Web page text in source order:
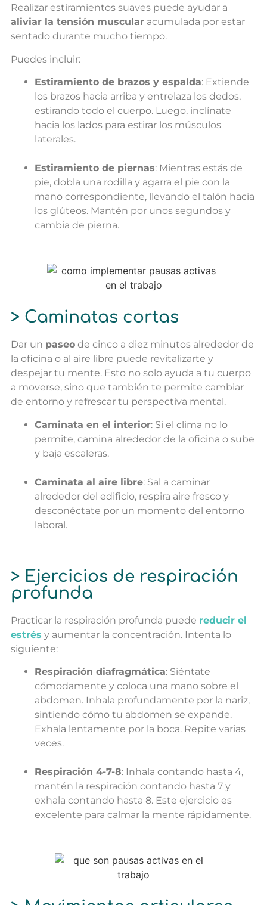
Realizar estiramientos suaves puede ayudar a
aliviar la tensión muscular acumulada por estar
sentado durante mucho tiempo.
Puedes incluir:
Estiramiento de brazos y espalda: Extiende
los brazos hacia arriba y entrelaza los dedos,
estirando todo el cuerpo. Luego, inclínate
hacia los lados para estirar los músculos
laterales.
Estiramiento de piernas: Mientras estás de
pie, dobla una rodilla y agarra el pie con la
mano correspondiente, llevando el talón hacia
los glúteos. Mantén por unos segundos y
cambia de pierna.
> Caminatas cortas
Dar un paseo de cinco a diez minutos alrededor de
la oficina o al aire libre puede revitalizarte y
despejar tu mente. Esto no solo ayuda a tu cuerpo
a moverse, sino que también te permite cambiar
de entorno y refrescar tu perspectiva mental.
Caminata en el interior: Si el clima no lo
permite, camina alrededor de la oficina o sube
y baja escaleras.
Caminata al aire libre: Sal a caminar
alrededor del edificio, respira aire fresco y
desconéctate por un momento del entorno
laboral.
> Ejercicios de respiración
profunda
Practicar la respiración profunda puede reducir el
estrés y aumentar la concentración. Intenta lo
siguiente:
Respiración diafragmática: Siéntate
cómodamente y coloca una mano sobre el
abdomen. Inhala profundamente por la nariz,
sintiendo cómo tu abdomen se expande.
Exhala lentamente por la boca. Repite varias
veces.
Respiración 4-7-8: Inhala contando hasta 4,
mantén la respiración contando hasta 7 y
exhala contando hasta 8. Este ejercicio es
excelente para calmar la mente rápidamente.